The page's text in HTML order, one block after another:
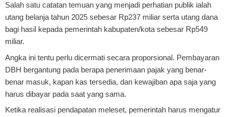
Salah satu catatan temuan yang menjadi perhatian publik ialah
utang belanja tahun 2025 sebesar Rp237 miliar serta utang dana
bagi hasil kepada pemerintah kabupaten/kota sebesar Rp549
miliar.
Angka ini tentu perlu dicermati secara proporsional. Pembayaran
DBH bergantung pada berapa penerimaan pajak yang benar-
benar masuk, kapan kas tersedia, dan kewajiban apa saja yang
harus dibayar pada saat yang sama.
Ketika realisasi pendapatan meleset, pemerintah harus mengatur